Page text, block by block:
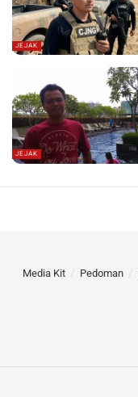
JEJAK
JEJAK
Media Kit Pedoman